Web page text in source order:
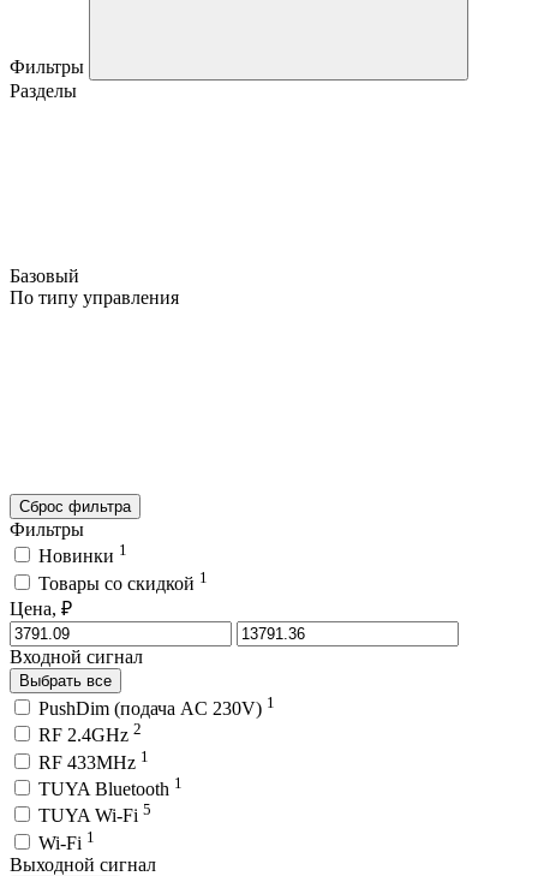
Фильтры
Разделы
Базовый
По типу управления
Сброс фильтра
Фильтры
Новинки 1
Товары со скидкой 1
Цена, ₽
Входной сигнал
Выбрать все
PushDim (подача AC 230V) 1
RF 2.4GHz 2
RF 433MHz 1
TUYA Bluetooth 1
TUYA Wi-Fi 5
Wi-Fi 1
Выходной сигнал